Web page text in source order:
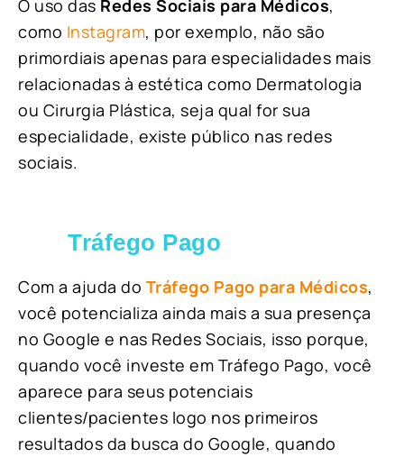
O uso das Redes Sociais para Médicos,
como Instagram, por exemplo, não são
primordiais apenas para especialidades mais
relacionadas à estética como Dermatologia
ou Cirurgia Plástica, seja qual for sua
especialidade, existe público nas redes
sociais.
Tráfego Pago
Com a ajuda do Tráfego Pago para Médicos,
você potencializa ainda mais a sua presença
no Google e nas Redes Sociais, isso porque,
quando você investe em Tráfego Pago, você
aparece para seus potenciais
clientes/pacientes logo nos primeiros
resultados da busca do Google, quando